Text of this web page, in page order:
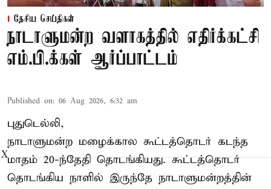
தேசிய செய்திகள்
நாடாளுமன்ற வளாகத்தில் எதிர்க்கட்சி
எம்.பி.க்கள் ஆர்ப்பாட்டம்
Published on: 06 Aug 2026, 6:32 am
புதுடெல்லி,
நாடாளுமன்ற மழைக்கால கூட்டத்தொடர் கடந்த
மாதம் 20-ந்தேதி தொடங்கியது. கூட்டத்தொடர்
தொடங்கிய நாளில் இருந்தே நாடாளுமன்றத்தின்
X